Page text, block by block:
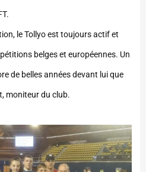
le Tollyo est toujours actif et
belges et européennes. Un
de belles années devant lui que
moniteur du club.